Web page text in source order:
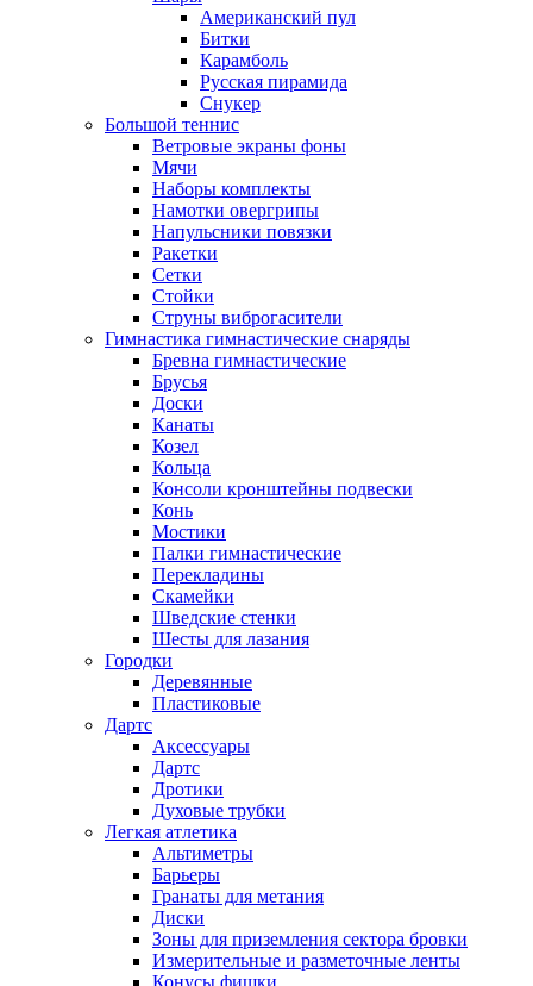
Американский пул
Битки
Карамболь
Русская пирамида
Снукер
Большой теннис
Ветровые экраны фоны
Мячи
Наборы комплекты
Намотки овергрипы
Напульсники повязки
Ракетки
Сетки
Стойки
Струны виброгасители
Гимнастика гимнастические снаряды
Бревна гимнастические
Брусья
Доски
Канаты
Козел
Кольца
Консоли кронштейны подвески
Конь
Мостики
Палки гимнастические
Перекладины
Скамейки
Шведские стенки
Шесты для лазания
Городки
Деревянные
Пластиковые
Дартс
Аксессуары
Дартс
Дротики
Духовые трубки
Легкая атлетика
Альтиметры
Барьеры
Гранаты для метания
Диски
Зоны для приземления сектора бровки
Измерительные и разметочные ленты
Конусы фишки